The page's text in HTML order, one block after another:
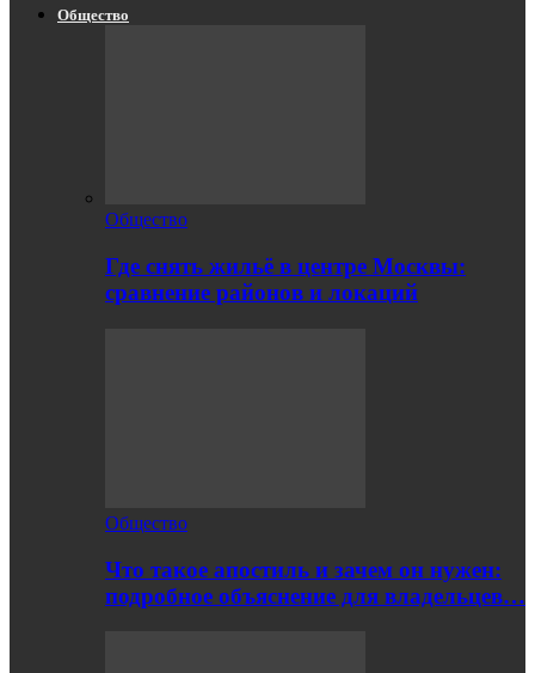
Общество
Общество
Где снять жильё в центре Москвы:
сравнение районов и локаций
Общество
Что такое апостиль и зачем он нужен:
подробное объяснение для владельцев…